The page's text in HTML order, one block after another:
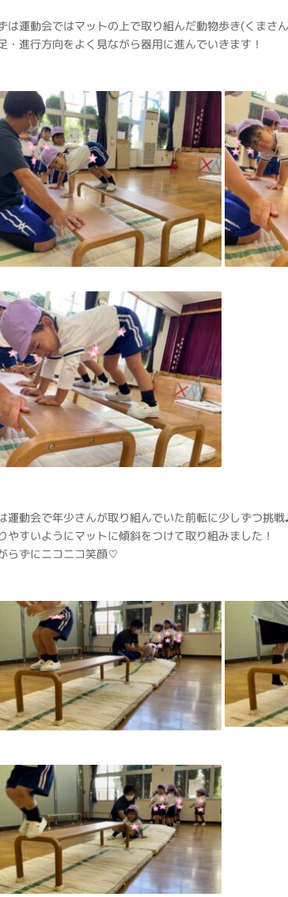
は運動会ではマットの上で取り組んだ動物歩き(くまさ
・進行方向をよく見ながら器用に進んでいきます！
運動会で年少さんが取り組んでいた前転に少しずつ挑
やすいようにマットに傾斜をつけて取り組みました！
らずにニコニコ笑顔♡